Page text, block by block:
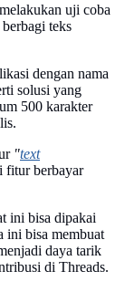
uji coba
teks
dengan nama
solusi yang
500 karakter
"text
fitur berbayar
ini bisa dipakai
ini bisa membuat
daya tarik
di Threads.